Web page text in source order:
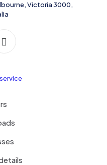
Victoria 3000,